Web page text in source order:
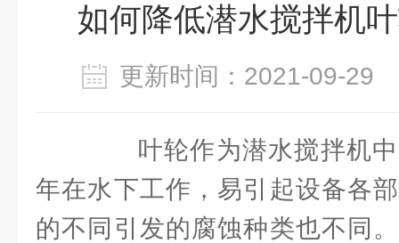
如何降低潜水搅拌机
更新时间：2021-09-
叶轮作为潜水搅拌机中
年在水下工作，易引起设备各
的不同引发的腐蚀种类也不同